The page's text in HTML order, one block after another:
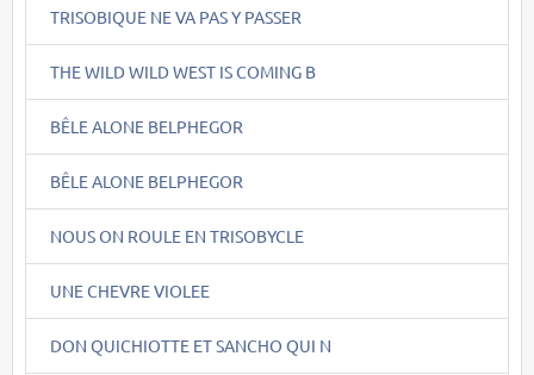
TRISOBIQUE NE VA PAS Y PASSER
THE WILD WILD WEST IS COMING B
BÊLE ALONE BELPHEGOR
BÊLE ALONE BELPHEGOR
NOUS ON ROULE EN TRISOBYCLE
UNE CHEVRE VIOLEE
DON QUICHIOTTE ET SANCHO QUI N